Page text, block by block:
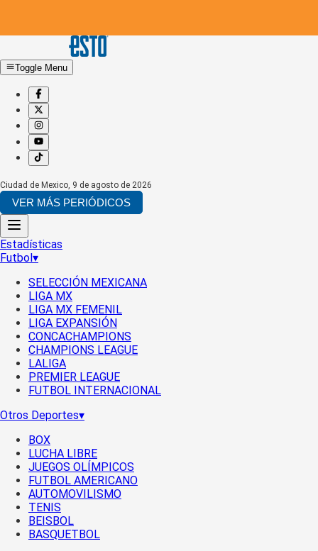
Toggle Menu
Ciudad de Mexico, 9 de agosto de 2026
VER MÁS PERIÓDICOS
Estadísticas
Futbol▾
SELECCIÓN MEXICANA
LIGA MX
LIGA MX FEMENIL
LIGA EXPANSIÓN
CONCACHAMPIONS
CHAMPIONS LEAGUE
LALIGA
PREMIER LEAGUE
FUTBOL INTERNACIONAL
Otros Deportes▾
BOX
LUCHA LIBRE
JUEGOS OLÍMPICOS
FUTBOL AMERICANO
AUTOMOVILISMO
TENIS
BEISBOL
BASQUETBOL